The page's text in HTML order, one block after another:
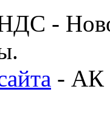
-
- АК